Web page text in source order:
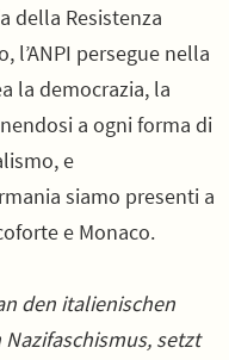
della Resistenza
l’ANPI persegue nella
la democrazia, la
a ogni forma di
e
siamo presenti a
e Monaco.
den italienischen
setzt